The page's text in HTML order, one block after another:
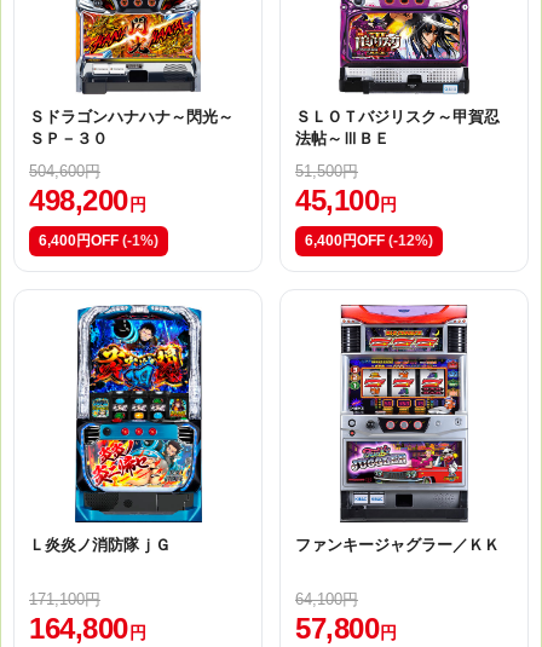
Ｓドラゴンハナハナ～閃光～
ＳＰ－３０
504,600円
498,200 円
6,400円OFF (-1%)
ＳＬＯＴバジリスク～甲賀忍
法帖～ⅢＢＥ
51,500円
45,100 円
6,400円OFF (-12%)
Ｌ炎炎ノ消防隊ｊＧ
171,100円
164,800 円
ファンキージャグラー／ＫＫ
64,100円
57,800 円